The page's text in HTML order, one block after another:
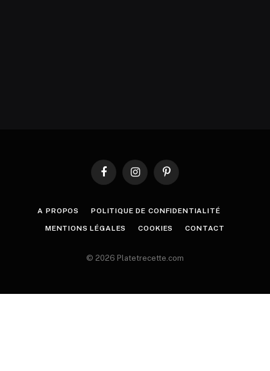
FacebookInstagramPinterest
A PROPOS POLITIQUE DE CONFIDENTIALITÉ
MENTIONS LÉGALES COOKIES CONTACT
© 2026 Platetrecette.com